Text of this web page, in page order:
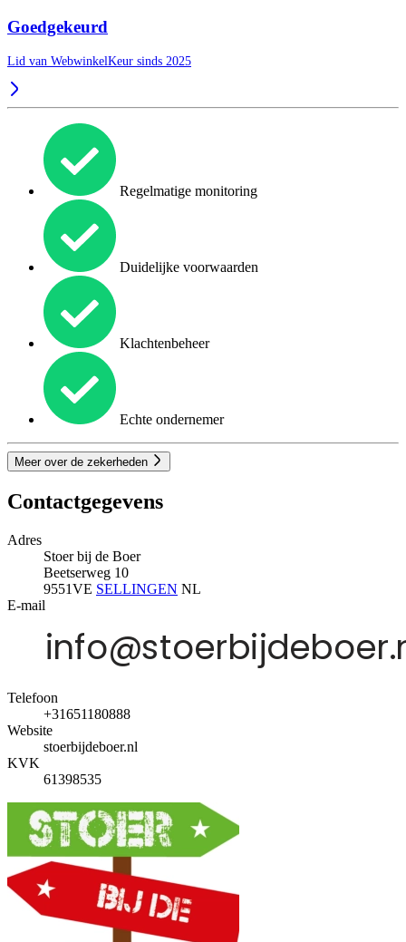
Goedgekeurd
Lid van WebwinkelKeur sinds 2025
Regelmatige monitoring
Duidelijke voorwaarden
Klachtenbeheer
Echte ondernemer
Meer over de zekerheden
Contactgegevens
Adres
Stoer bij de Boer
Beetserweg 10
9551VE SELLINGEN NL
E-mail
Telefoon
+31651180888
Website
stoerbijdeboer.nl
KVK
61398535